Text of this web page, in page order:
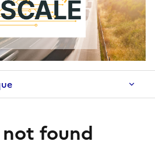
not found